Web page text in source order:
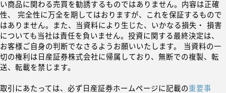
い商品に関わる売買を勧誘するものではありません。内容は正確
性、 完全性に万全を期してはおりますが、これを保証するもので
はありません。また、当資料により生じた、いかなる損失・ 損害
についても当社は責任を負いません。投資に関する最終決定は、
お客様ご自身の判断でなさるようお願いいたします。 当資料の一
切の権利は日産証券株式会社に帰属しており、無断での複製、転
送、転載を禁じます。
取引にあたっては、必ず日産証券ホームページに記載の重要事